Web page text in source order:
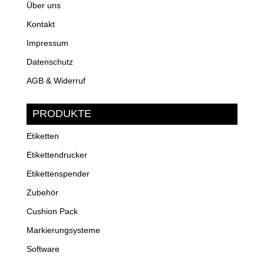
Über uns
Kontakt
Impressum
Datenschutz
AGB & Widerruf
PRODUKTE
Etiketten
Etikettendrucker
Etikettenspender
Zubehör
Cushion Pack
Markierungsysteme
Software